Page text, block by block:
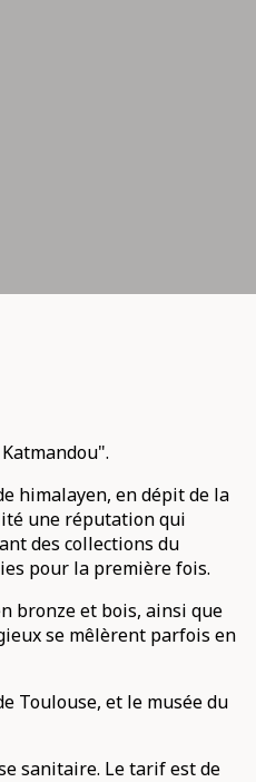
himalayen, en dépit de la
une réputation qui
des collections du
pour la première fois.
bronze et bois, ainsi que
se mêlèrent parfois en
Toulouse, et le musée du
sanitaire. Le tarif est de